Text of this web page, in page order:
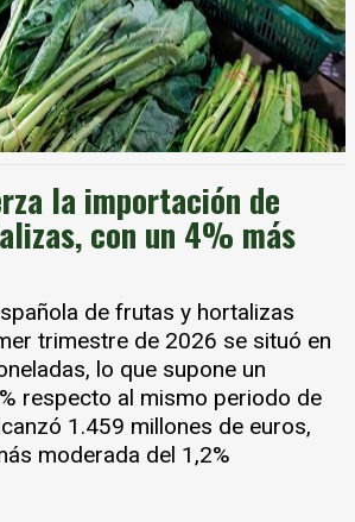
la importación de
con un 4% más
de frutas y hortalizas
trimestre de 2026 se situó en
lo que supone un
respecto al mismo periodo de
1.459 millones de euros,
moderada del 1,2%